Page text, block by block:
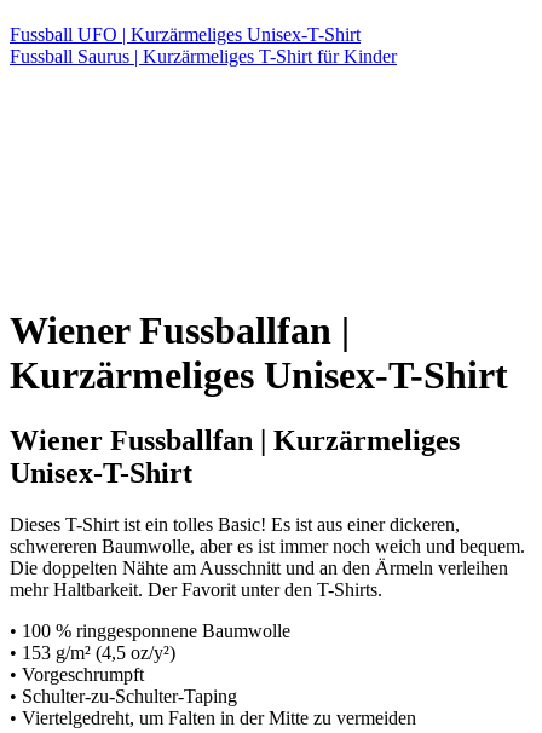
Fussball UFO | Kurzärmeliges Unisex-T-Shirt
Fussball Saurus | Kurzärmeliges T-Shirt für Kinder
Wiener Fussballfan |
Kurzärmeliges Unisex-T-Shirt
Wiener Fussballfan | Kurzärmeliges
Unisex-T-Shirt
Dieses T-Shirt ist ein tolles Basic! Es ist aus einer dickeren,
schwereren Baumwolle, aber es ist immer noch weich und bequem.
Die doppelten Nähte am Ausschnitt und an den Ärmeln verleihen
mehr Haltbarkeit. Der Favorit unter den T-Shirts.
• 100 % ringgesponnene Baumwolle
• 153 g/m² (4,5 oz/y²)
• Vorgeschrumpft
• Schulter-zu-Schulter-Taping
• Viertelgedreht, um Falten in der Mitte zu vermeiden